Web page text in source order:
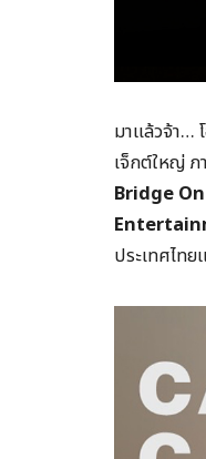
มาแล้วจ้า…
เจ็กต์ใหญ่
Bridge
ประเทศไท